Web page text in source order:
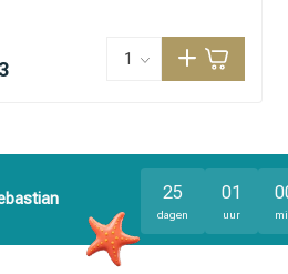
25
dagen
01
uur